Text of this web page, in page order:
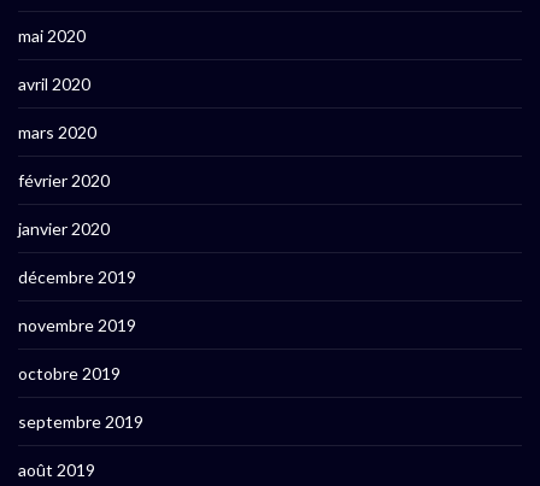
mai 2020
avril 2020
mars 2020
février 2020
janvier 2020
décembre 2019
novembre 2019
octobre 2019
septembre 2019
août 2019